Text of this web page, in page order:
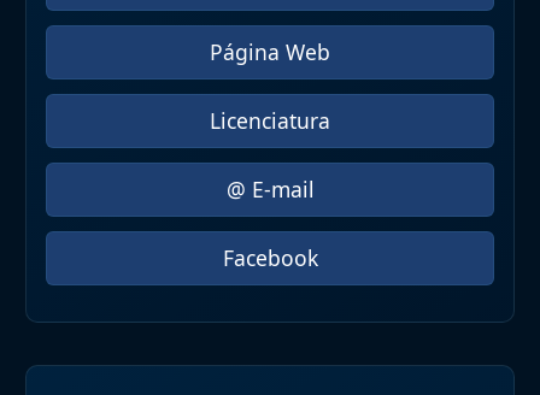
Página Web
Licenciatura
@ E-mail
Facebook